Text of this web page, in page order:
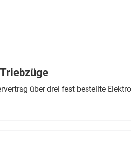
über drei fest bestellte